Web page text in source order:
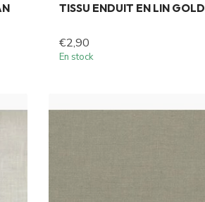
TISSU ENDUIT EN LIN GOLD
€2,90
En stock